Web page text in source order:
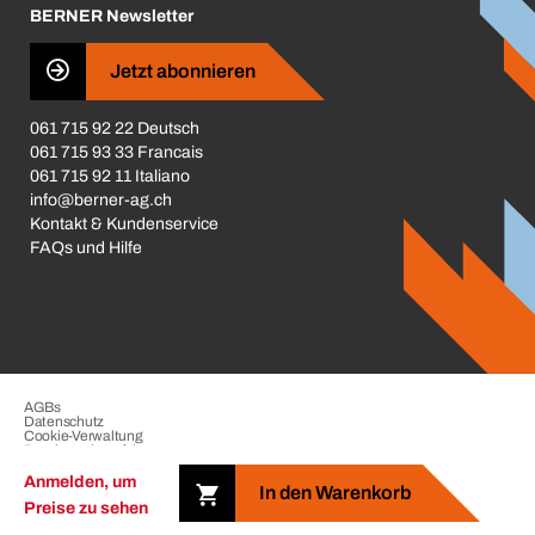
Anmelden, um
Preise zu sehen
In den Warenkorb
Business Conduct
BERNER Newsletter
Jetzt abonnieren
061 715 92 22 Deutsch
061 715 93 33 Francais
061 715 92 11 Italiano
info@berner-ag.ch
Kontakt & Kundenservice
FAQs und Hilfe
Copyright © 2026 der BERNER Gruppe. Alle Rechte vorbehalten.
AGBs
Datenschutz
Cookie-Verwaltung
Beschwerdeverfahren